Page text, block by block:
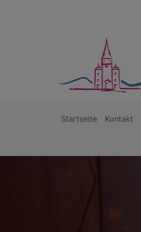
Startseite Kontakt